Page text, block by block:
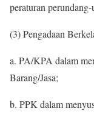
peraturan
(3) Pengadaan
a. PA/KPA dalam
Barang/Jasa;
b. PPK dalam